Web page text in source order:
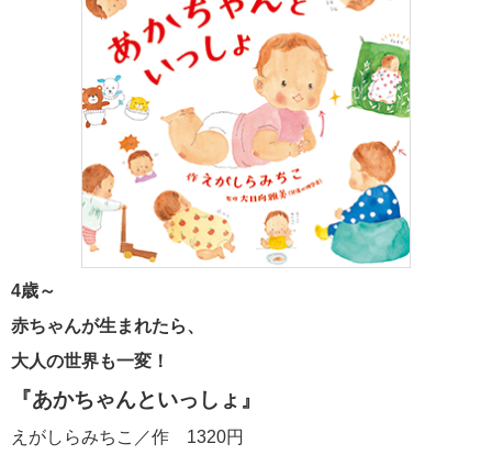
4歳～
赤ちゃんが生まれたら、
大人の世界も一変！
『あかちゃんといっしょ』
えがしらみちこ／作 1320円